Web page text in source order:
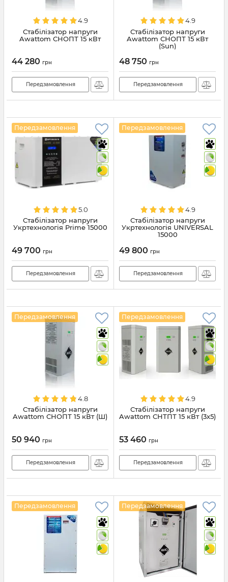
4.9
Стабілізатор напруги
Awattom СНОПТ 15 кВт
44 280 грн
Передзамовлення
4.9
Стабілізатор напруги
Awattom СНОПТ 15 кВт
(Sun)
48 750 грн
Передзамовлення
Передзамовлення
5.0
Стабілізатор напруги
Укртехнологія Prime 15000
49 700 грн
Передзамовлення
Передзамовлення
4.9
Стабілізатор напруги
Укртехнологія UNIVERSAL
15000
49 800 грн
Передзамовлення
Передзамовлення
4.8
Стабілізатор напруги
Awattom СНОПТ 15 кВт (Ш)
50 940 грн
Передзамовлення
Передзамовлення
4.9
Стабілізатор напруги
Awattom СНТПТ 15 кВт (3х5)
53 460 грн
Передзамовлення
Передзамовлення Передзамовлення